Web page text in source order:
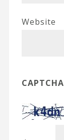
Website
CAPTCHA